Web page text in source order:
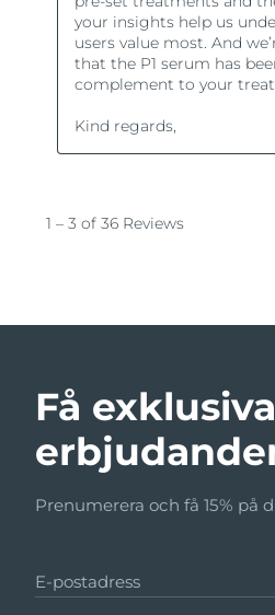
Få exklusiva
Prenumerera och få 15% på
E-postadress